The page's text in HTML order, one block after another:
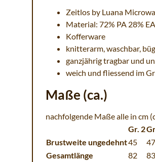
Zeitlos by Luana
Material: 72% PA 28% EA
Kofferware
knitterarm, waschbar,
ganzjährig tragbar und
weich und fliessend im
Maße (ca.)
nachfolgende Maße alle in cm
Gr. 2
Brustweite ungedehnt45 47
Gesamtlänge
82 83